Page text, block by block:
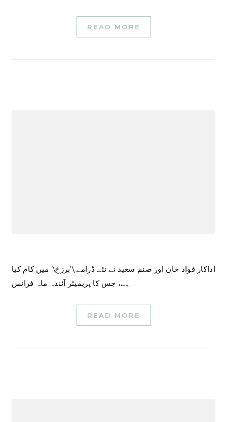
READ MORE
اداکار فواد خان اور صنم سعید نے نئے ڈرامے \’برزخ\’ میں کام کیا
ہے، جس کا پریمیئر آئندہ ماہ فرانس…
READ MORE